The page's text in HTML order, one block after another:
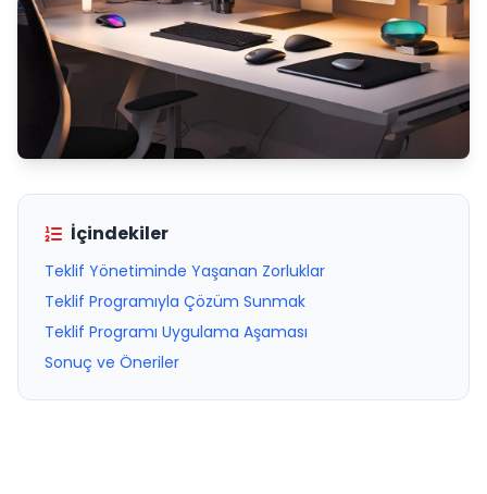
İçindekiler
Teklif Yönetiminde Yaşanan Zorluklar
Teklif Programıyla Çözüm Sunmak
Teklif Programı Uygulama Aşaması
Sonuç ve Öneriler